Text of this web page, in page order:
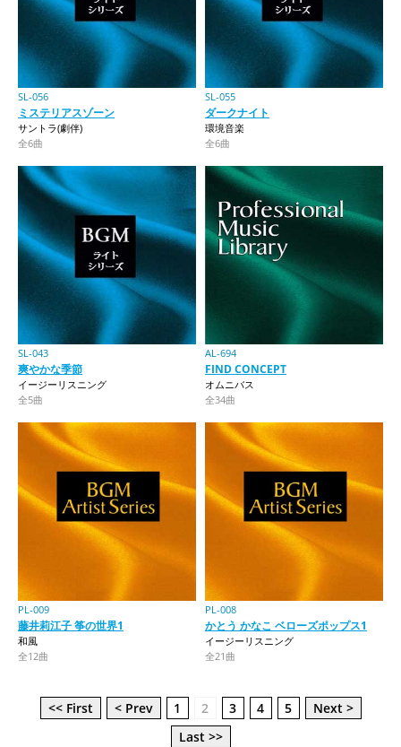
SL-056
ミステリアスゾーン
サントラ(劇伴)
全6曲
SL-055
ダークナイト
環境音楽
全6曲
SL-043
爽やかな季節
イージーリスニング
全5曲
AL-694
FIND CONCEPT
オムニバス
全34曲
PL-009
藤井莉江子 筝の世界1
和風
全12曲
PL-008
かとう かなこ ベローズポップス1
イージーリスニング
全21曲
<< First < Prev 1 2 3 4 5
Next >
Last >>